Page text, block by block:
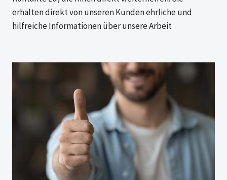
erhalten direkt von unseren Kunden ehrliche und
hilfreiche Informationen über unsere Arbeit